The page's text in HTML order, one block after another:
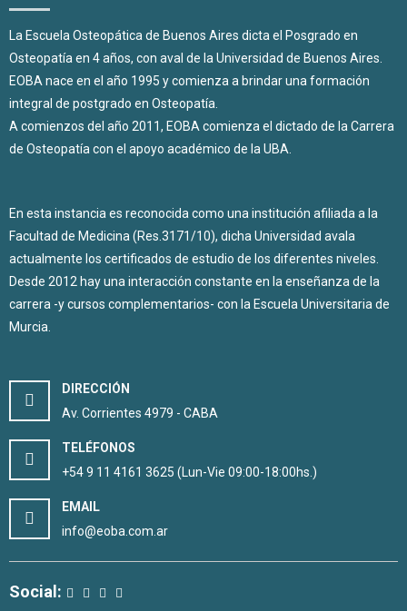
La Escuela Osteopática de Buenos Aires dicta el Posgrado en
Osteopatía en 4 años, con aval de la Universidad de Buenos Aires.
EOBA nace en el año 1995 y comienza a brindar una formación
integral de postgrado en Osteopatía.
A comienzos del año 2011, EOBA comienza el dictado de la Carrera
de Osteopatía con el apoyo académico de la UBA.
En esta instancia es reconocida como una institución afiliada a la
Facultad de Medicina (Res.3171/10), dicha Universidad avala
actualmente los certificados de estudio de los diferentes niveles.
Desde 2012 hay una interacción constante en la enseñanza de la
carrera -y cursos complementarios- con la Escuela Universitaria de
Murcia.
DIRECCIÓN
Av. Corrientes 4979 - CABA
TELÉFONOS
+54 9 11 4161 3625 (Lun-Vie 09:00-18:00hs.)
EMAIL
info@eoba.com.ar
Social: